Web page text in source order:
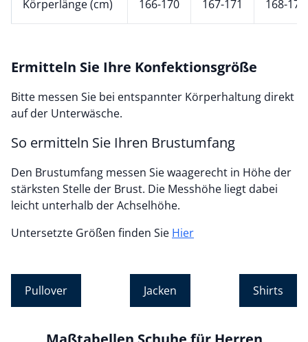
Körperlänge (cm) 166-170 167-171 168-172
Ermitteln Sie Ihre Konfektionsgröße
Bitte messen Sie bei entspannter Körperhaltung direkt
auf der Unterwäsche.
So ermitteln Sie Ihren Brustumfang
Den Brustumfang messen Sie waagerecht in Höhe der
stärksten Stelle der Brust. Die Messhöhe liegt dabei
leicht unterhalb der Achselhöhe.
Untersetzte Größen finden Sie Hier
Pullover Jacken Shirts